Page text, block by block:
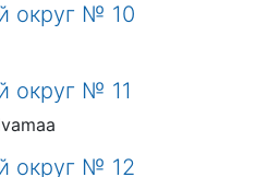
округ № 10
округ № 11
округ № 12